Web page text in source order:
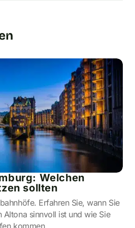
Welchen
sollten
Erfahren Sie, wann Sie
sinnvoll ist und wie Sie
kommen.